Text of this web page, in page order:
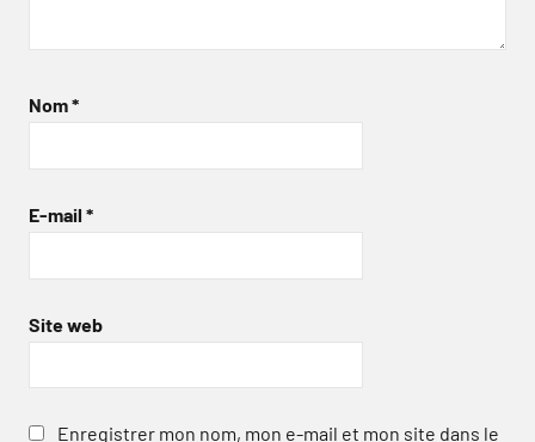
Nom*
E-mail *
Site web
Enregistrer mon nom, mon e-mail et mon site dans le